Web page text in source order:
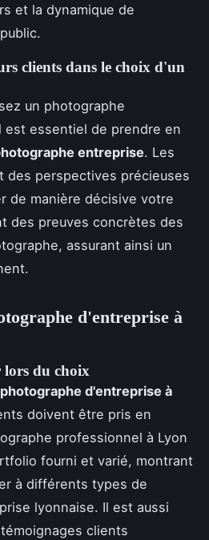
et la dynamique de
clients dans le choix d'un
un photographe
est essentiel de prendre en
entreprise. Les
des perspectives précieuses
de manière décisive votre
des preuves concrètes des
assurant ainsi un
d'entreprise à
lors du choix
photographe d'entreprise à
doivent être pris en
professionnel à Lyon
fourni et varié, montrant
à différents types de
lyonnaise. Il est aussi
clients